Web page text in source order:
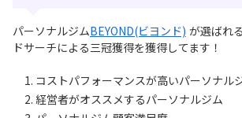
パーソナルジムBEYOND(ビヨンド) が選ばれ
ドサーチによる三冠獲得を獲得してます！
コストパフォーマンスが⾼いパーソナル
経営者がオススメするパーソナルジム